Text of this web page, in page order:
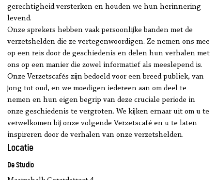
gerechtigheid versterken en houden we hun herinnering
levend.
Onze sprekers hebben vaak persoonlijke banden met de
verzetshelden die ze vertegenwoordigen. Ze nemen ons mee
op een reis door de geschiedenis en delen hun verhalen met
ons op een manier die zowel informatief als meeslepend is.
Onze Verzetscafés zijn bedoeld voor een breed publiek, van
jong tot oud, en we moedigen iedereen aan om deel te
nemen en hun eigen begrip van deze cruciale periode in
onze geschiedenis te vergroten. We kijken ernaar uit om u te
verwelkomen bij onze volgende Verzetscafé en u te laten
inspireren door de verhalen van onze verzetshelden.
Locatie
De Studio